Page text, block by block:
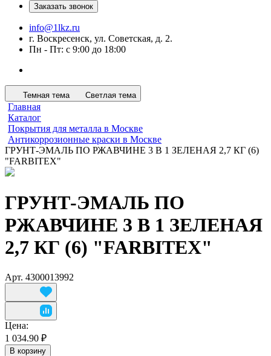
Заказать звонок
info@1lkz.ru
г. Воскресенск, ул. Советская, д. 2.
Пн - Пт: с 9:00 до 18:00
Темная тема Светлая тема
Главная
Каталог
Покрытия для металла в Москве
Антикоррозионные краски в Москве
ГРУНТ-ЭМАЛЬ ПО РЖАВЧИНЕ 3 В 1 ЗЕЛЕНАЯ 2,7 КГ (6)
"FARBITEX"
ГРУНТ-ЭМАЛЬ ПО
РЖАВЧИНЕ 3 В 1 ЗЕЛЕНАЯ
2,7 КГ (6) "FARBITEX"
Арт. 4300013992
Цена:
1 034.90 ₽
В корзину